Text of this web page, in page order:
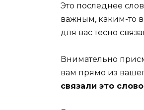
Это последнее
важным, каким-то
для вас тесно
Внимательно
вам прямо из
связали это